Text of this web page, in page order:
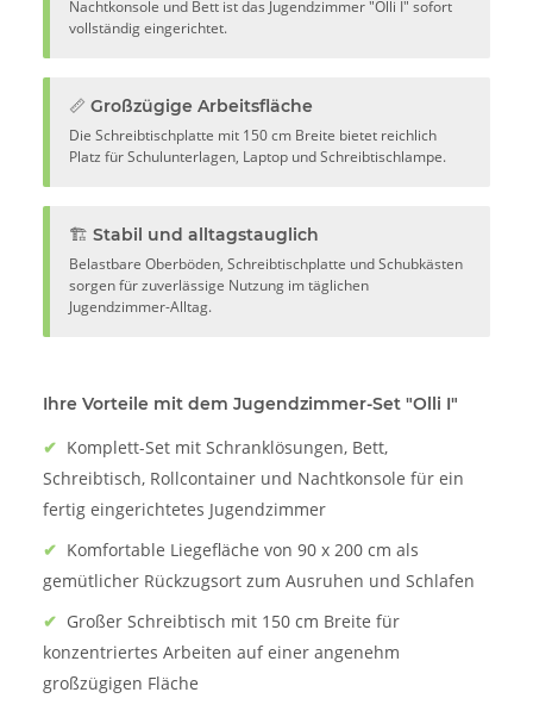
Nachtkonsole und Bett ist das Jugendzimmer "Olli I" sofort
vollständig eingerichtet.
📏 Großzügige Arbeitsfläche
Die Schreibtischplatte mit 150 cm Breite bietet reichlich
Platz für Schulunterlagen, Laptop und Schreibtischlampe.
🏗️ Stabil und alltagstauglich
Belastbare Oberböden, Schreibtischplatte und Schubkästen
sorgen für zuverlässige Nutzung im täglichen
Jugendzimmer-Alltag.
Ihre Vorteile mit dem Jugendzimmer-Set "Olli I"
✔ Komplett-Set mit Schranklösungen, Bett,
Schreibtisch, Rollcontainer und Nachtkonsole für ein
fertig eingerichtetes Jugendzimmer
✔ Komfortable Liegefläche von 90 x 200 cm als
gemütlicher Rückzugsort zum Ausruhen und Schlafen
✔ Großer Schreibtisch mit 150 cm Breite für
konzentriertes Arbeiten auf einer angenehm
großzügigen Fläche